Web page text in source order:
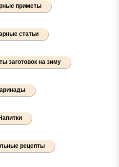
приметы
статьи
заготовок на зиму
рецепты